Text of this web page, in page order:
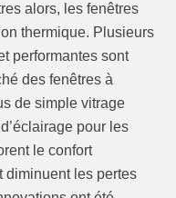
alors, les fenêtres
thermique. Plusieurs
performantes sont
des fenêtres à
de simple vitrage
pour les
le confort
diminuent les pertes